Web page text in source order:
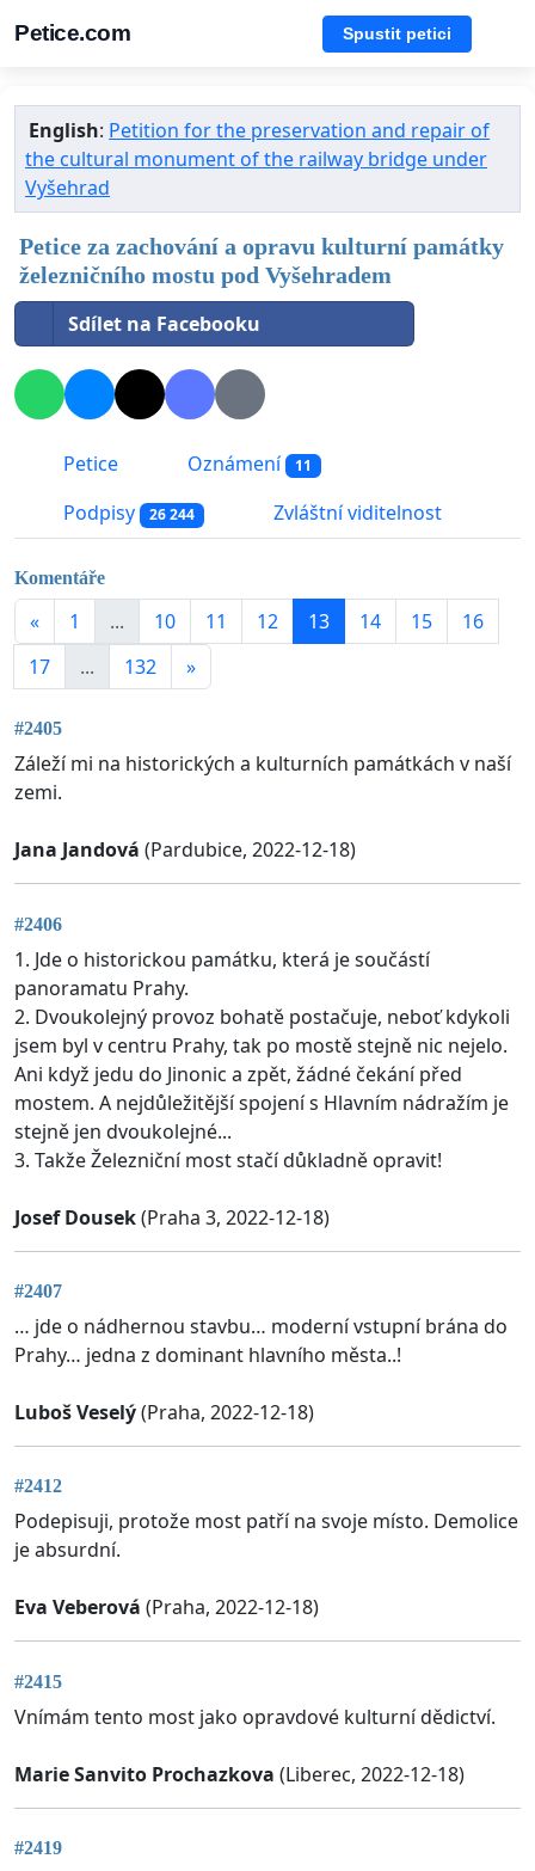
Petice.com Spustit petici
English: Petition for the preservation and repair of
the cultural monument of the railway bridge under
Vyšehrad
Petice za zachování a opravu kulturní památky
železničního mostu pod Vyšehradem
Sdílet na Facebooku
Petice Oznámení 11
Podpisy 26 244 Zvláštní viditelnost
Komentáře
« 1 ... 10 11 12 13 14 15
16
17
... 132 »
#2405
Záleží mi na historických a kulturních památkách v naší
zemi.
Jana Jandová (Pardubice, 2022-12-18)
#2406
1. Jde o historickou památku, která je součástí
panoramatu Prahy.
2. Dvoukolejný provoz bohatě postačuje, neboť kdykoli
jsem byl v centru Prahy, tak po mostě stejně nic nejelo.
Ani když jedu do Jinonic a zpět, žádné čekání před
mostem. A nejdůležitější spojení s Hlavním nádražím je
stejně jen dvoukolejné...
3. Takže Železniční most stačí důkladně opravit!
Josef Dousek(Praha 3, 2022-12-18)
#2407
… jde o nádhernou stavbu… moderní vstupní brána do
Prahy… jedna z dominant hlavního města..!
Luboš Veselý(Praha, 2022-12-18)
#2412
Podepisuji, protože most patří na svoje místo. Demolice
je absurdní.
Eva Veberová (Praha, 2022-12-18)
#2415
Vnímám tento most jako opravdové kulturní dědictví.
Marie Sanvito Prochazkova (Liberec, 2022-12-18)
#2419